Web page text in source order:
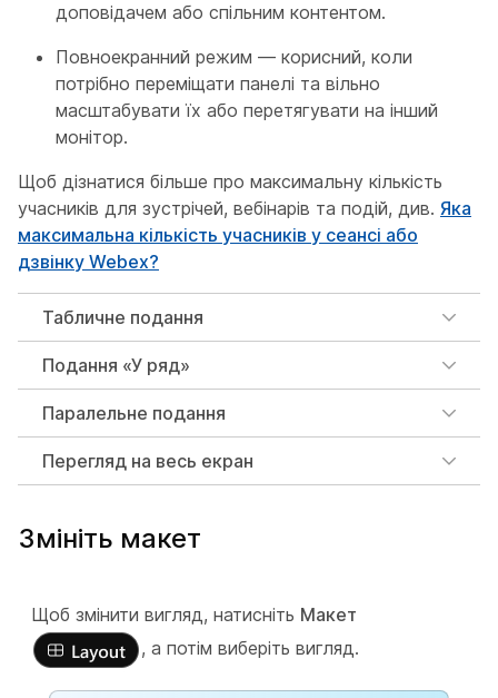
доповідачем або спільним контентом.
Повноекранний режим — корисний, коли
потрібно переміщати панелі та вільно
масштабувати їх або перетягувати на інший
монітор.
Щоб дізнатися більше про максимальну кількість
учасників для зустрічей, вебінарів та подій, див. Яка
максимальна кількість учасників у сеансі або
дзвінку Webex?
Табличне подання
Подання «У ряд»
Паралельне подання
Перегляд на весь екран
Змініть макет
Щоб змінити вигляд, натисніть Макет
, а потім виберіть вигляд.